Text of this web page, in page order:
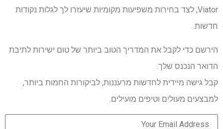
Viator, לצד בחירות משפיעות מקומיות שיעזרו לך לגלות נקודות
חדשות.
הירשם כדי לקבל את המדריך הטוב ביותר של טום ישירות לתיבת
הדואר הנכנס שלך.
קבל גישה מיידית לחדשות מרעננות, לביקורות החמות ביותר,
למבצעים מעולים וטיפים מועילים.